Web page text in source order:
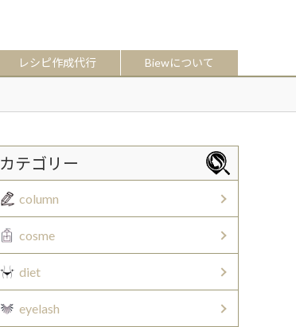
レシピ作成代行 Biewについて
カテゴリー
column
cosme
diet
eyelash